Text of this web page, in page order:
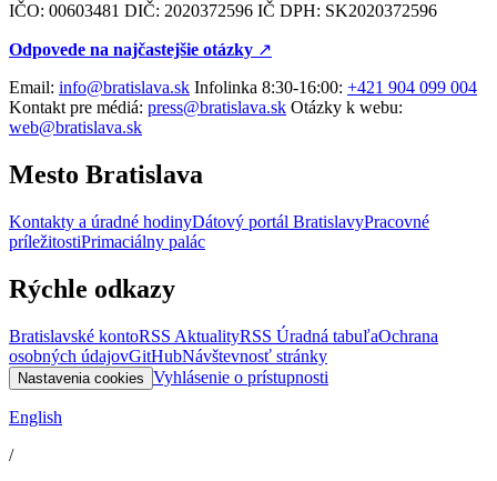
IČO: 00603481 DIČ: 2020372596 IČ DPH: SK2020372596
Odpovede na najčastejšie otázky ↗︎
Email: info@bratislava.sk Infolinka 8:30-16:00: +421 904 099 004
Kontakt pre médiá: press@bratislava.sk Otázky k webu:
web@bratislava.sk
Mesto Bratislava
Kontakty a úradné hodinyDátový portál BratislavyPracovné
príležitostiPrimaciálny palác
Rýchle odkazy
Bratislavské kontoRSS AktualityRSS Úradná tabuľaOchrana
osobných údajovGitHubNávštevnosť stránky
Nastavenia cookies Vyhlásenie o prístupnosti
English
/